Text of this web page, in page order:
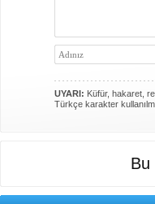
UYARI: Küfür, hakaret,
Türkçe karakter
Bu